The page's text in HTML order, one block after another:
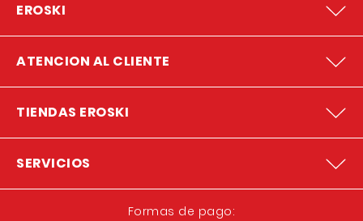
EROSKI
ATENCION AL CLIENTE
TIENDAS EROSKI
SERVICIOS
Formas de pago: